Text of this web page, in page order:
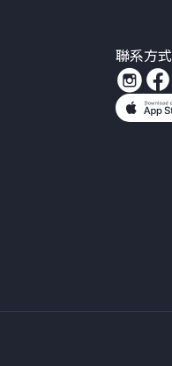
聯系方式